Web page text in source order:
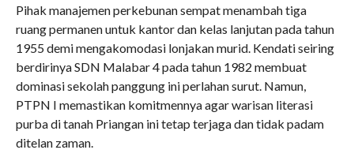
Pihak manajemen perkebunan sempat menambah tiga
ruang permanen untuk kantor dan kelas lanjutan pada tahun
1955 demi mengakomodasi lonjakan murid. Kendati seiring
berdirinya SDN Malabar 4 pada tahun 1982 membuat
dominasi sekolah panggung ini perlahan surut. Namun,
PTPN I memastikan komitmennya agar warisan literasi
purba di tanah Priangan ini tetap terjaga dan tidak padam
ditelan zaman.